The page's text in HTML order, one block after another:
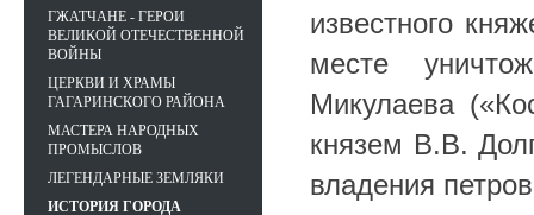
известного
месте
Микулаева
князем В.В.
владения
ГЖАТЧАНЕ - ГЕРОИ
ВЕЛИКОЙ ОТЕЧЕСТВЕННОЙ
ВОЙНЫ
ЦЕРКВИ И ХРАМЫ
ГАГАРИНСКОГО РАЙОНА
МАСТЕРА НАРОДНЫХ
ПРОМЫСЛОВ
ЛЕГЕНДАРНЫЕ ЗЕМЛЯКИ
ИСТОРИЯ ГОРОДА